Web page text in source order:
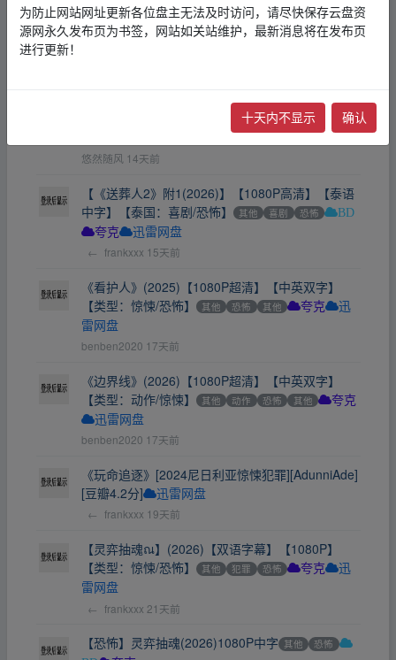
← scmonk 7天前
暗黑业力Dominion.Of.Darkness.2024.1080p.官方
悠然随风 14天前
【《送葬人2》附1(2026)】【1080P高清】【泰语
中字】【泰国：喜剧/恐怖】
其他 喜剧 恐怖
BD
夸克
迅雷网盘
← frankxxx 15天前
《看护人》(2025)【1080P超清】【中英双字】
【类型：惊悚/恐怖】
其他 恐怖 其他 夸克
迅
雷网盘
benben2020 17天前
《边界线》(2026)【1080P超清】【中英双字】
【类型：动作/惊悚】
其他 动作 恐怖 其他
夸克
迅雷网盘
benben2020 17天前
《玩命追逐》[2024尼日利亚惊悚犯罪][AdunniAde]
[豆瓣4.2分]
迅雷网盘
← frankxxx 19天前
【灵弈抽魂ณ】(2026)【双语字幕】【1080P】
【类型：惊悚/恐怖】
其他 犯罪 恐怖 夸克
迅
雷网盘
← frankxxx 21天前
【恐怖】灵弈抽魂(2026)1080P中字 其他 恐怖
为防止网站网址更新各位盘主无法及时访问，请尽快保存云盘资
源网永久发布页为书签，网站如关站维护，最新消息将在发布页
进行更新！
十天内不显示 确认